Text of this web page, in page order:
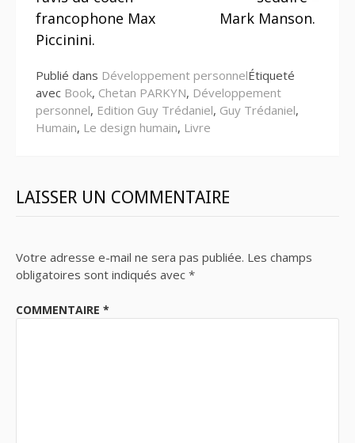
suite
francophone Max
Piccinini.
Mark Manson.
Publié dans Développement personnelÉtiqueté
avec Book, Chetan PARKYN, Développement
personnel, Edition Guy Trédaniel, Guy Trédaniel,
Humain, Le design humain, Livre
LAISSER UN COMMENTAIRE
Votre adresse e-mail ne sera pas publiée. Les champs
obligatoires sont indiqués avec *
COMMENTAIRE *